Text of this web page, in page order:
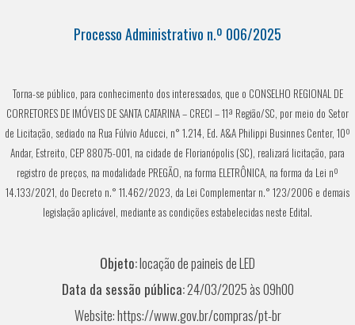
Processo Administrativo n.º 006/2025
Torna-se público, para conhecimento dos interessados, que o CONSELHO REGIONAL DE
CORRETORES DE IMÓVEIS DE SANTA CATARINA – CRECI – 11ª Região/SC, por meio do Setor
de Licitação, sediado na Rua Fúlvio Aducci, n° 1.214, Ed. A&A Philippi Businnes Center, 10º
Andar, Estreito, CEP 88075-001, na cidade de Florianópolis (SC), realizará licitação, para
registro de preços, na modalidade PREGÃO, na forma ELETRÔNICA, na forma da Lei nº
14.133/2021, do Decreto n.° 11.462/2023, da Lei Complementar n.° 123/2006 e demais
legislação aplicável, mediante as condições estabelecidas neste Edital.
Objeto:locação de paineis de LED
Data da sessão pública:24/03/2025 às 09h00
Website:https://www.gov.br/compras/pt-br